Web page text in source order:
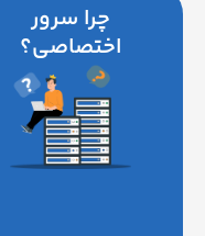
چرا سرور
اختصاصی؟